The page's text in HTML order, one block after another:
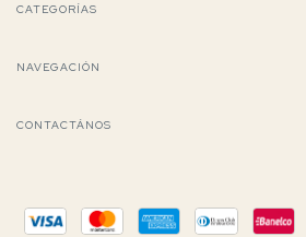
CATEGORÍAS
NAVEGACIÓN
CONTACTÁNOS